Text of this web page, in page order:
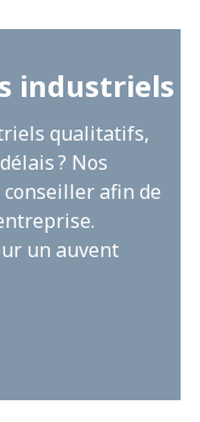
industriels
qualitatifs,
? Nos
afin de
un auvent